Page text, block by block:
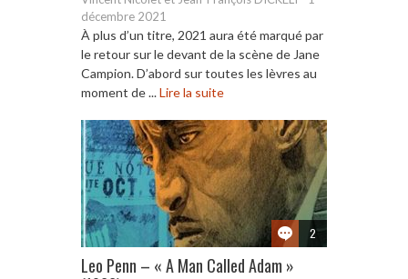
décembre 2021
À plus d’un titre, 2021 aura été marqué par
le retour sur le devant de la scène de Jane
Campion. D’abord sur toutes les lèvres au
moment de ...Lire la suite
2
Leo Penn – « A Man Called Adam »